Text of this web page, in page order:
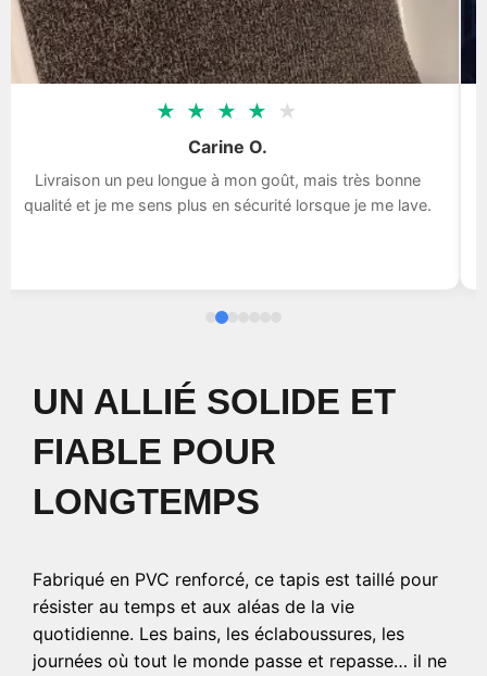
★ ★ ★ ★ ★
Carine O.
Livraison un peu longue à mon goût, mais très bonne
qualité et je me sens plus en sécurité lorsque je me lave.
UN ALLIÉ SOLIDE ET
FIABLE POUR
LONGTEMPS
Fabriqué en PVC renforcé, ce tapis est taillé pour
résister au temps et aux aléas de la vie
quotidienne. Les bains, les éclaboussures, les
journées où tout le monde passe et repasse… il ne